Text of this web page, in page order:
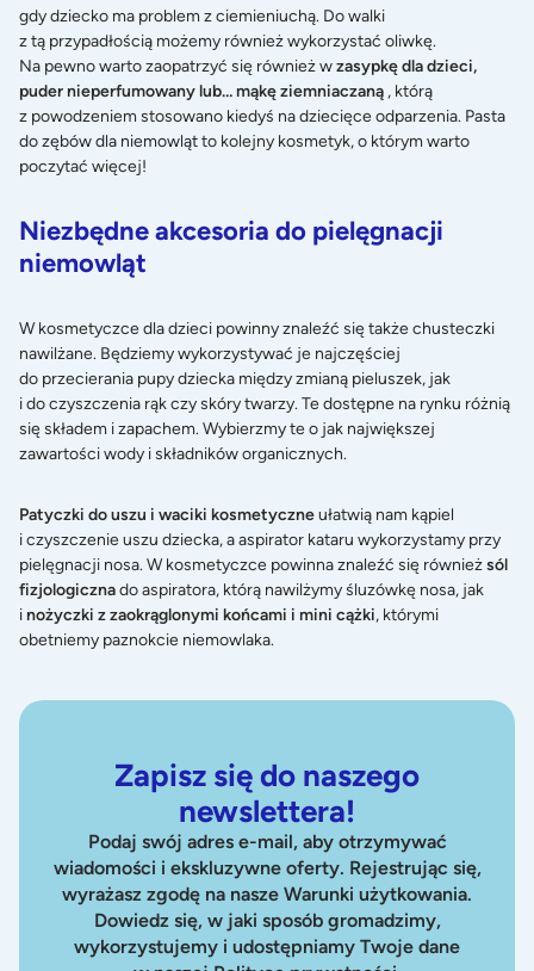
gdy dziecko ma problem z ciemieniuchą. Do walki
z tą przypadłością możemy również wykorzystać oliwkę.
Na pewno warto zaopatrzyć się również wzasypkę dla dzieci,
puder nieperfumowany lub… mąkę ziemniaczaną , którą
z powodzeniem stosowano kiedyś na dziecięce odparzenia. Pasta
do zębów dla niemowlątto kolejny kosmetyk, o którym warto
poczytać więcej!
Niezbędne akcesoria do pielęgnacji
niemowląt
W kosmetyczce dla dzieci powinny znaleźć się także chusteczki
nawilżane. Będziemy wykorzystywać je najczęściej
do przecierania pupy dziecka między zmianą pieluszek, jak
i do czyszczenia rąk czy skóry twarzy. Te dostępne na rynku różnią
się składem i zapachem. Wybierzmy te o jak największej
zawartości wody i składników organicznych.
Patyczki do uszu i waciki kosmetyczneułatwią nam kąpiel
i czyszczenie uszu dziecka, a aspirator kataru wykorzystamy przy
pielęgnacji nosa. W kosmetyczce powinna znaleźć się równieżsól
fizjologicznado aspiratora, którą nawilżymy śluzówkę nosa, jak
inożyczki z zaokrąglonymi końcami i mini cążki, którymi
obetniemy paznokcie niemowlaka.
Zapisz się do naszego
newslettera!
Podaj swój adres e-mail, aby otrzymywać
wiadomości i ekskluzywne oferty. Rejestrując się,
wyrażasz zgodę na nasze Warunki użytkowania.
Dowiedz się, w jaki sposób gromadzimy,
wykorzystujemy i udostępniamy Twoje dane